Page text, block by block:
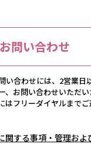
お問い合わせ
合わせには、2営業日
、お問い合わせいただ
はフリーダイヤルまでご
関する事項・管理およ